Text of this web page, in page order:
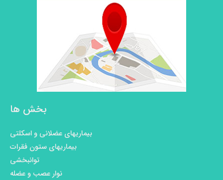
بخش ها
بیماریهای عضلانی و اسکلتی
بیماریهای ستون فقرات
توانبخشی
نوار عصب و عضله